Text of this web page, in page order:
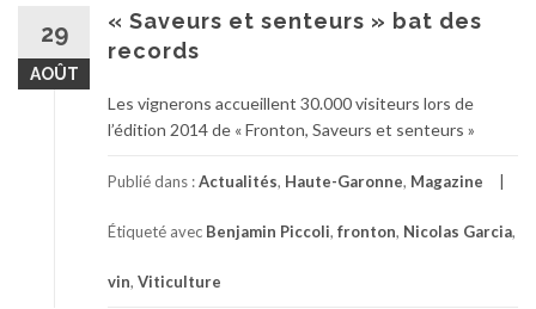
29
AOÛT
« Saveurs et senteurs » bat des
records
Les vignerons accueillent 30.000 visiteurs lors de
l’édition 2014 de « Fronton, Saveurs et senteurs »
Publié dans :Actualités, Haute-Garonne, Magazine
Étiqueté avec Benjamin Piccoli, fronton, Nicolas Garcia,
vin, Viticulture